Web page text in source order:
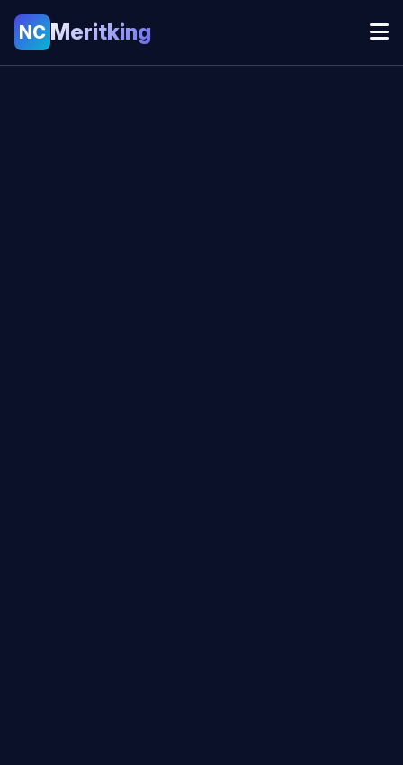
NC Meritking